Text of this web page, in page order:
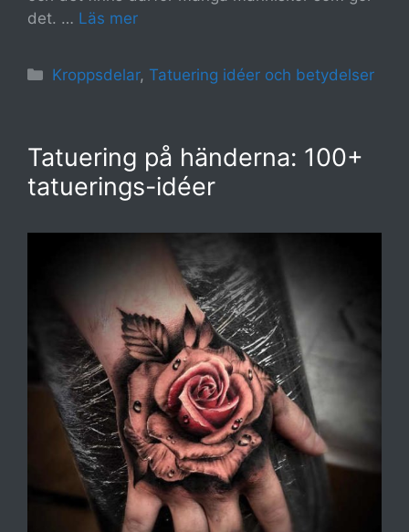
det. … Läs mer
Kategorier
Kroppsdelar, Tatuering idéer och betydelser
Tatuering på händerna: 100+
tatuerings-idéer